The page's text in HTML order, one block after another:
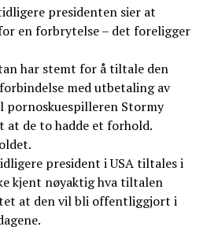
presidenten sier at
en forbrytelse – det foreligger
har stemt for å tiltale den
med utbetaling av
pornoskuespilleren Stormy
at de to hadde et forhold.
president i USA tiltales i
kjent nøyaktig hva tiltalen
at den vil bli offentliggjort i